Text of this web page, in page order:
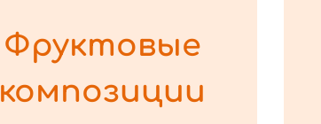
Фруктовые
композиции